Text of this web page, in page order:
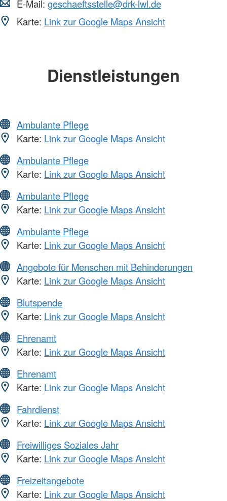
E-Mail: geschaeftsstelle@drk-lwl.de
Karte: Link zur Google Maps Ansicht
Dienstleistungen
Ambulante Pflege
Karte: Link zur Google Maps Ansicht
Ambulante Pflege
Karte: Link zur Google Maps Ansicht
Ambulante Pflege
Karte: Link zur Google Maps Ansicht
Ambulante Pflege
Karte: Link zur Google Maps Ansicht
Angebote für Menschen mit Behinderungen
Karte: Link zur Google Maps Ansicht
Blutspende
Karte: Link zur Google Maps Ansicht
Ehrenamt
Karte: Link zur Google Maps Ansicht
Ehrenamt
Karte: Link zur Google Maps Ansicht
Fahrdienst
Karte: Link zur Google Maps Ansicht
Freiwilliges Soziales Jahr
Karte: Link zur Google Maps Ansicht
Freizeitangebote
Karte: Link zur Google Maps Ansicht